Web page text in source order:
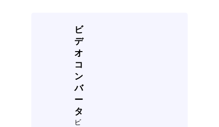
ビ
デ
オ
コ
ン
バ
ー
タ
ビ